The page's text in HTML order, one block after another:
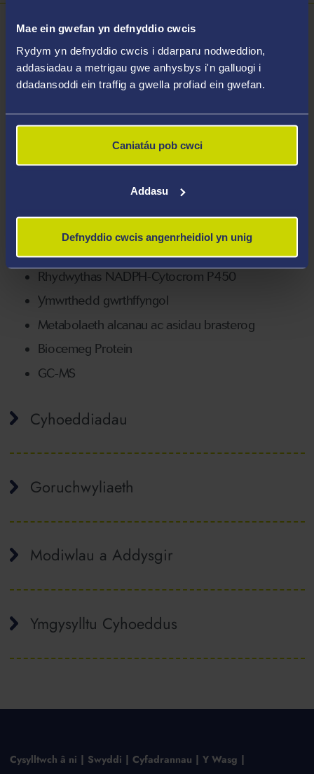
Mae ein gwefan yn defnyddio cwcis
Rydym yn defnyddio cwcis i ddarparu nodweddion,
addasiadau a metrigau gwe anhysbys i'n galluogi i
ddadansoddi ein traffig a gwella profiad ein gwefan.
Caniatáu pob cwci
Addasu
Defnyddio cwcis angenrheidiol yn unig
Trosolwg
Graddiodd Claire gyda BSc mewn Seicoleg o Brifysgol
Caerdydd, a dyfarnwyd Doethuriaeth iddi o Ysgol
fetabolaeth alcanau ac asidau brasterog drwyCandida
CYP52s. Mae ganddi ddiddordeb arbennig mewn
cytocromau P450, ymwrthedd gwrthffyngol, a
Meysydd Arbenigedd
Ensymau Cytocrom P450
Rhydwythas NADPH-Cytocrom P450
Ymwrthedd gwrthffyngol
Metabolaeth alcanau ac asidau brasterog
Biocemeg Protein
GC-MS
Cyhoeddiadau
Goruchwyliaeth
Modiwlau a Addysgir
Ymgysylltu Cyhoeddus
Cysylltwch â ni Swyddi Cyfadrannau Y Wasg